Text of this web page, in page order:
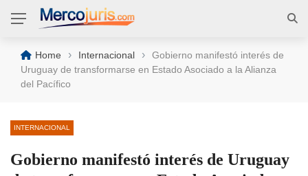
Home › Internacional ›
Gobierno manifestó interés de
Uruguay de transformarse en Estado Asociado a la Alianza
del Pacífico
INTERNACIONAL
Gobierno manifestó interés de Uruguay